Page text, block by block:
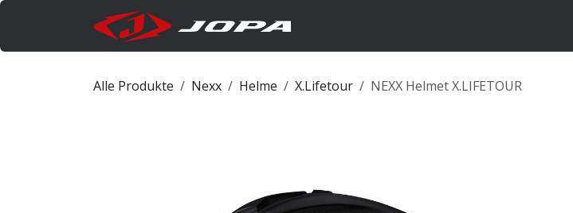
Zum Inhalt springen
Alle Produkte Nexx Helme X.Lifetour NEXX Helmet X.LIFETOUR